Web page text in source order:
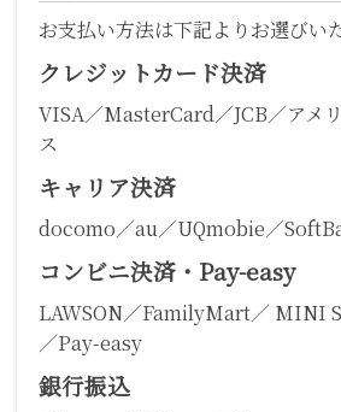
お支払い方法は下記よりお選びい
クレジットカード決済
VISA／MasterCard／JCB／アメ
ス
キャリア決済
docomo／au／UQmobie／
コンビニ決済・Pay-easy
LAWSON／FamilyMart／ MINI
／Pay-easy
銀行振込